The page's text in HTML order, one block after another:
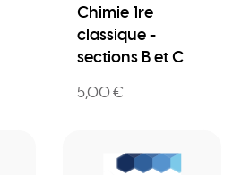
Chimie 1re
classique -
sections B et C
5,00 €